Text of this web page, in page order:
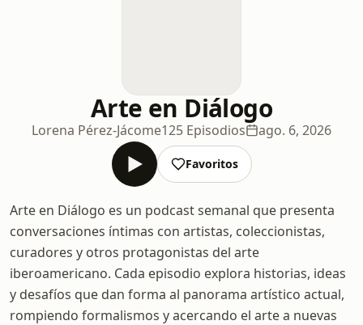
Arte en Diálogo
Lorena Pérez-Jácome125 Episodios ago. 6, 2026
Favoritos
Arte en Diálogo es un podcast semanal que presenta
conversaciones íntimas con artistas, coleccionistas,
curadores y otros protagonistas del arte
iberoamericano. Cada episodio explora historias, ideas
y desafíos que dan forma al panorama artístico actual,
rompiendo formalismos y acercando el arte a nuevas